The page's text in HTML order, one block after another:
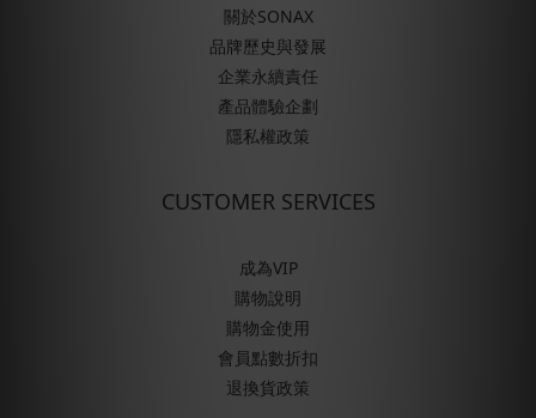
關於SONAX
品牌歷史與發展
企業永續責任
產品體驗企劃
隱私權政策
CUSTOMER SERVICES
成為VIP
購物說明
購物金使用
會員點數折扣
退換貨政策